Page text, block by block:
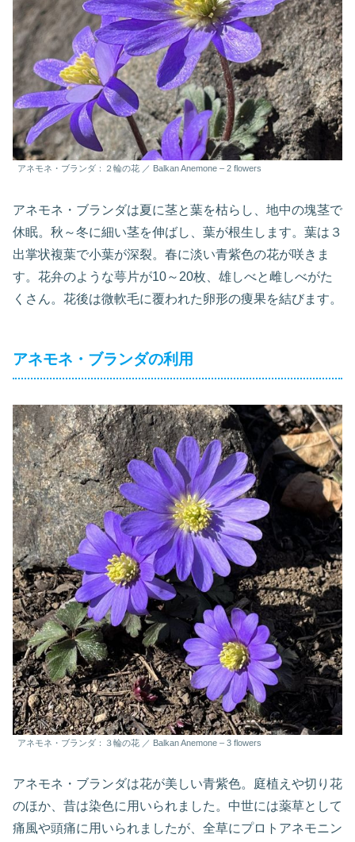
アネモネ・ブランダ：２輪の花 ／ Balkan Anemone – 2 flowers
アネモネ・ブランダは夏に茎と葉を枯らし、地中の塊茎で
休眠。秋～冬に細い茎を伸ばし、葉が根生します。葉は３
出掌状複葉で小葉が深裂。春に淡い青紫色の花が咲きま
す。花弁のような萼片が10～20枚、雄しべと雌しべがた
くさん。花後は微軟毛に覆われた卵形の痩果を結びます。
アネモネ・ブランダの利用
アネモネ・ブランダ：３輪の花 ／ Balkan Anemone – 3 flowers
アネモネ・ブランダは花が美しい青紫色。庭植えや切り花
のほか、昔は染色に用いられました。中世には薬草として
痛風や頭痛に用いられましたが、全草にプロトアネモニン